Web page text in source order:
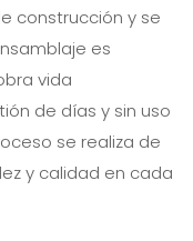
construcción y se
es
vida
de días y sin uso
se realiza de
y calidad en cada